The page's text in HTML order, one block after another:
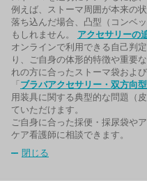
例えば、ストーマ周囲が本来の
落ち込んだ場合、凸型（コンベ
もしれません。 アクセサリーの
オンラインで利用できる自己判
り、ご自身の体形的特徴や重要
れの方に合ったストーマ袋およ
「ブラバアクセサリー・双方向
用装具に関する典型的な問題（
ていただけます。
ご自身に合った採便・採尿袋や
ケア看護師に相談できます。
閉じる